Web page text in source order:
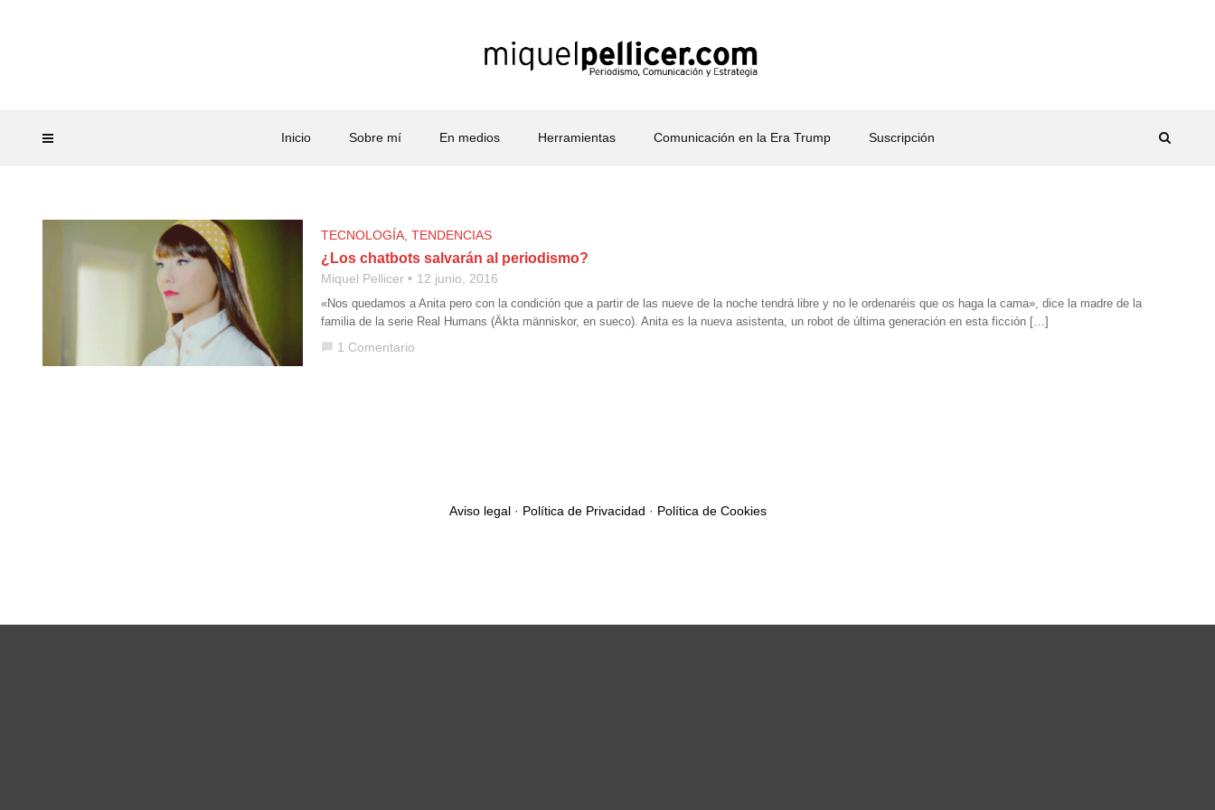
Inicio Sobre mí En medios Herramientas Comunicación en la Era Trump Suscripción
TECNOLOGÍA TENDENCIAS
¿Los chatbots salvarán al periodismo?
Miquel Pellicer 12 junio, 2016
«Nos quedamos a Anita pero con la condición que a partir de las nueve de la noche tendrá libre y no le ordenaréis que os haga la cama», dice la madre de la
familia de la serie Real Humans (Äkta människor, en sueco). Anita es la nueva asistenta, un robot de última generación en esta ficción […]
chat_bubble 1 Comentario
Aviso legal· Política de Privacidad · Política de Cookies